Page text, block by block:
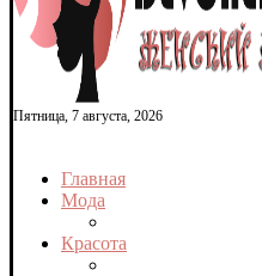
Пятница, 7 августа, 2026
Главная
Мода
Красота